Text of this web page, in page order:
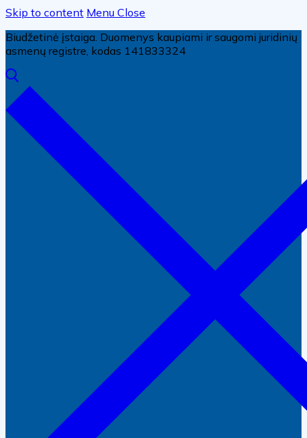
Skip to content Menu Close
Biudžetinė įstaiga. Duomenys kaupiami ir saugomi juridinių
asmenų registre, kodas 141833324